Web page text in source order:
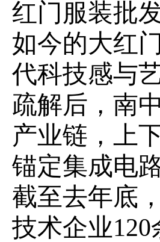
红门服装批
如今的大红
代科技感与
疏解后，南
产业链，上
锚定集成电
截至去年底
技术企业